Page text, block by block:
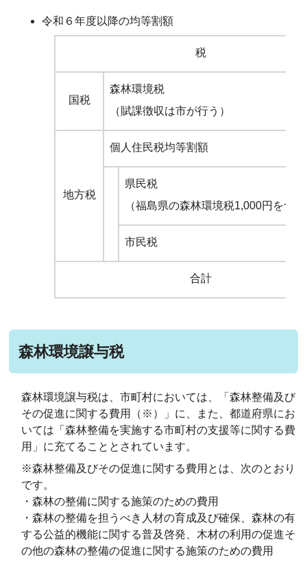
令和６年度以降の均等割額
税
国税
森林環境税
（賦課徴収は市が行う）
地方税
個人住民税均等割額
県民税
（福島県の森林環境税1,000円を含
市民税
合計
森林環境譲与税
森林環境譲与税は、市町村においては、「森林整備及び
その促進に関する費用（※）」に、また、都道府県にお
いては「森林整備を実施する市町村の支援等に関する費
用」に充てることとされています。
※森林整備及びその促進に関する費用とは、次のとおり
です。
・森林の整備に関する施策のための費用
・森林の整備を担うべき人材の育成及び確保、森林の有
する公益的機能に関する普及啓発、木材の利用の促進そ
の他の森林の整備の促進に関する施策のための費用